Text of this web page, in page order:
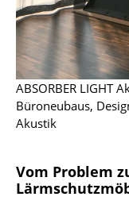
... alle
Räume
Zuhause
Wohnzimmer
Schlafzimmer
ABSORBER LIGHT
Büroneubaus,
Akustik
Vom Problem